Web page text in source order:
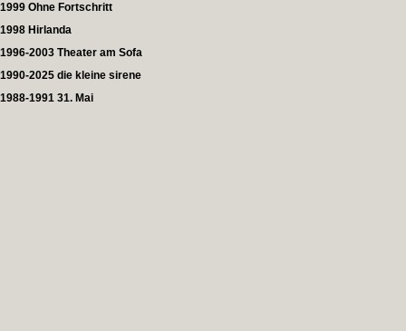
1999 Ohne Fortschritt
1998 Hirlanda
1996-2003 Theater am Sofa
1990-2025 die kleine sirene
1988-1991 31. Mai